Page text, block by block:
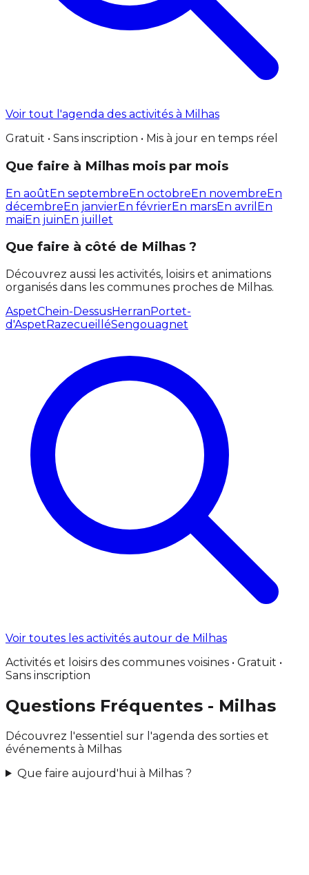
Voir tout l'agenda des activités à Milhas
Gratuit • Sans inscription • Mis à jour en temps réel
Que faire à Milhas mois par mois
En aoûtEn septembreEn octobreEn novembreEn
décembreEn janvierEn févrierEn marsEn avril En
maiEn juinEn juillet
Que faire à côté de Milhas ?
Découvrez aussi les activités, loisirs et animations
organisés dans les communes proches de Milhas.
AspetChein-DessusHerranPortet-
d'AspetRazecueilléSengouagnet
Voir toutes les activités autour de Milhas
Activités et loisirs des communes voisines • Gratuit •
Sans inscription
Questions Fréquentes - Milhas
Découvrez l'essentiel sur l'agenda des sorties et
événements à Milhas
Que faire aujourd'hui à Milhas ?